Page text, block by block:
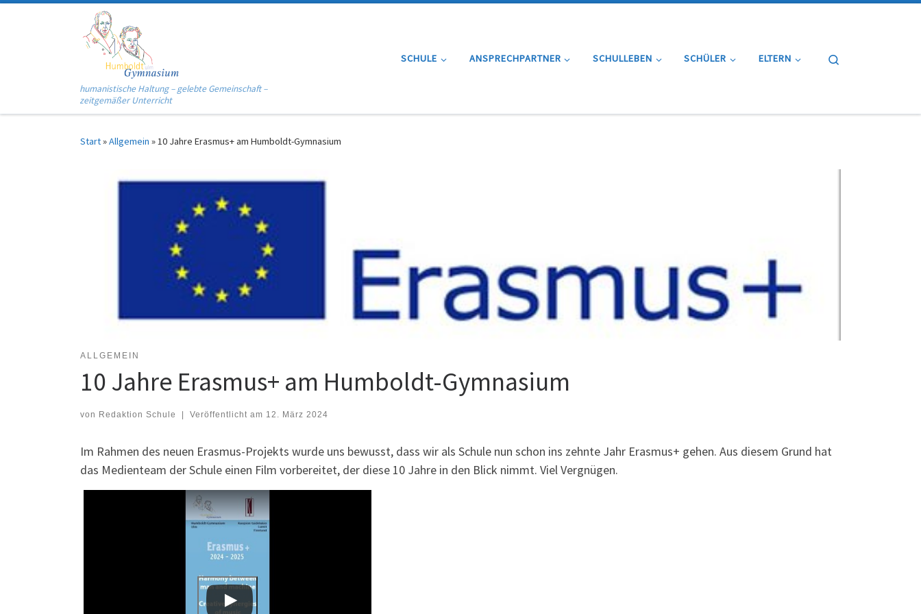
Zum Inhalt springen
humanistische Haltung – gelebte Gemeinschaft –
zeitgemäßer Unterricht
SCHULE ANSPRECHPARTNER SCHULLEBEN SCHÜLER ELTERN
Start»Allgemein »10 Jahre Erasmus+ am Humboldt-Gymnasium
ALLGEMEIN
10 Jahre Erasmus+ am Humboldt-Gymnasium
von Redaktion Schule | Veröffentlicht am 12. März 2024
Im Rahmen des neuen Erasmus-Projekts wurde uns bewusst, dass wir als Schule nun schon ins zehnte Jahr Erasmus+ gehen. Aus diesem Grund hat
das Medienteam der Schule einen Film vorbereitet, der diese 10 Jahre in den Blick nimmt. Viel Vergnügen.